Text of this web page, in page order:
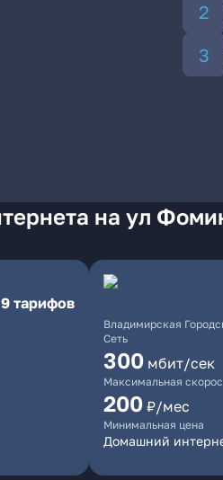
на ул
9 тарифов
Владимирская
Сеть
300 мбит/сек
Максимальная
200 ₽/мес
Минимальная цена
Домашний